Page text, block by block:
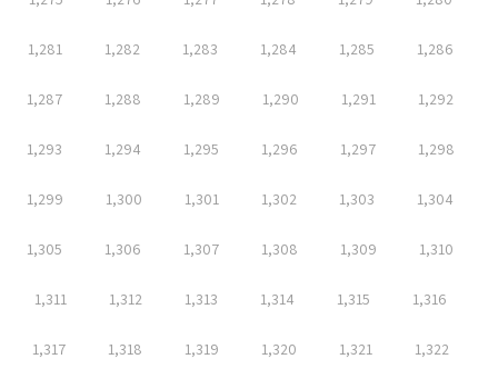
1,281 1,282 1,283 1,284 1,285 1,286
1,287 1,288 1,289 1,290 1,291 1,292
1,293 1,294 1,295 1,296 1,297 1,298
1,299 1,300 1,301 1,302 1,303 1,304
1,305 1,306 1,307 1,308 1,309 1,310
1,311 1,312 1,313 1,314 1,315 1,316
1,317 1,318 1,319 1,320 1,321 1,322